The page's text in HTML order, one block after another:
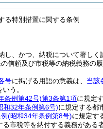
る特別措置に関する条例
し、かつ、納税について著し
信頼及び市税等の納税義務の
号に掲げる用語の意義は、 当該
う。
条例第42号)第3条第1項に規定
和32年条例第6号)に規定する都
(昭和34年条例第8号)に規定す
る市税等を納付する義務がある